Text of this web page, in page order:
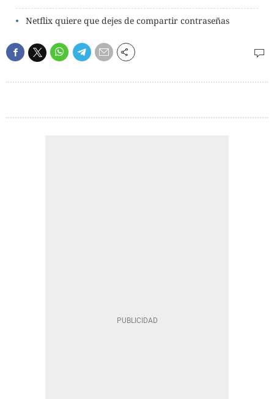
Netflix quiere que dejes de compartir contraseñas